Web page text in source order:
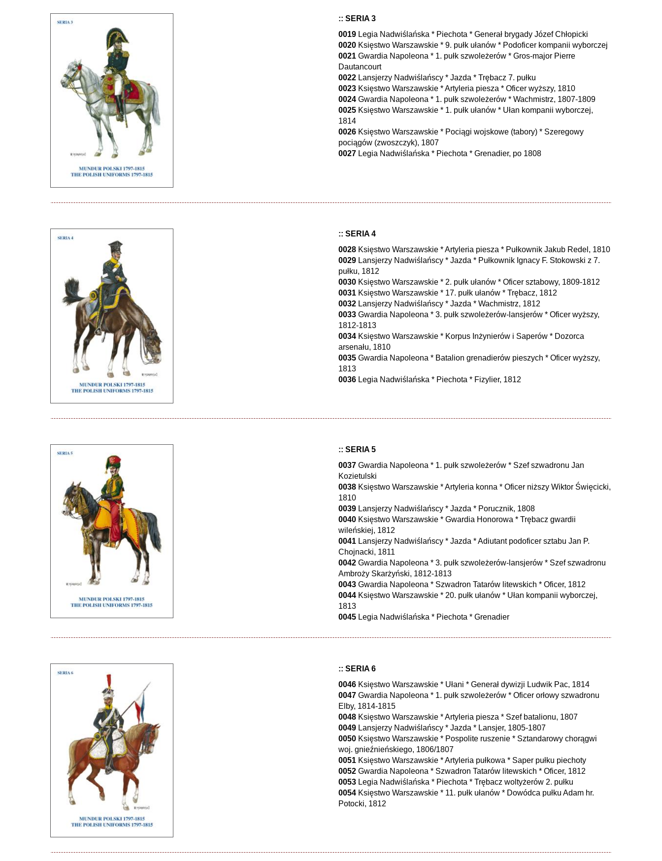
:: SERIA 3
0019 Legia Nadwiślańska * Piechota * Generał brygady Józef Chłopicki
0020 Księstwo Warszawskie * 9. pułk ułanów * Podoficer kompanii wyborczej
0021 Gwardia Napoleona * 1. pułk szwoleżerów * Gros-major Pierre
Dautancourt
0022 Lansjerzy Nadwiślańscy * Jazda * Trębacz 7. pułku
0023 Księstwo Warszawskie * Artyleria piesza * Oficer wyższy, 1810
0024 Gwardia Napoleona * 1. pułk szwoleżerów * Wachmistrz, 1807-1809
0025 Księstwo Warszawskie * 1. pułk ułanów * Ułan kompanii wyborczej,
1814
0026 Księstwo Warszawskie * Pociągi wojskowe (tabory) * Szeregowy
pociągów (zwoszczyk), 1807
0027 Legia Nadwiślańska * Piechota * Grenadier, po 1808
:: SERIA 4
0028 Księstwo Warszawskie * Artyleria piesza * Pułkownik Jakub Redel, 1810
0029 Lansjerzy Nadwiślańscy * Jazda * Pułkownik Ignacy F. Stokowski z 7.
pułku, 1812
0030 Księstwo Warszawskie * 2. pułk ułanów * Oficer sztabowy, 1809-1812
0031 Księstwo Warszawskie * 17. pułk ułanów * Trębacz, 1812
0032 Lansjerzy Nadwiślańscy * Jazda * Wachmistrz, 1812
0033 Gwardia Napoleona * 3. pułk szwoleżerów-lansjerów * Oficer wyższy,
1812-1813
0034 Księstwo Warszawskie * Korpus Inżynierów i Saperów * Dozorca
arsenału, 1810
0035 Gwardia Napoleona * Batalion grenadierów pieszych * Oficer wyższy,
1813
0036 Legia Nadwiślańska * Piechota * Fizylier, 1812
:: SERIA 5
0037 Gwardia Napoleona * 1. pułk szwoleżerów * Szef szwadronu Jan
Kozietulski
0038 Księstwo Warszawskie * Artyleria konna * Oficer niższy Wiktor Święcicki,
1810
0039 Lansjerzy Nadwiślańscy * Jazda * Porucznik, 1808
0040 Księstwo Warszawskie * Gwardia Honorowa * Trębacz gwardii
wileńskiej, 1812
0041 Lansjerzy Nadwiślańscy * Jazda * Adiutant podoficer sztabu Jan P.
Chojnacki, 1811
0042 Gwardia Napoleona * 3. pułk szwoleżerów-lansjerów * Szef szwadronu
Ambroży Skarżyński, 1812-1813
0043 Gwardia Napoleona * Szwadron Tatarów litewskich * Oficer, 1812
0044 Księstwo Warszawskie * 20. pułk ułanów * Ułan kompanii wyborczej,
1813
0045 Legia Nadwiślańska * Piechota * Grenadier
:: SERIA 6
0046 Księstwo Warszawskie * Ułani * Generał dywizji Ludwik Pac, 1814
0047 Gwardia Napoleona * 1. pułk szwoleżerów * Oficer orłowy szwadronu
Elby, 1814-1815
0048 Księstwo Warszawskie * Artyleria piesza * Szef batalionu, 1807
0049 Lansjerzy Nadwiślańscy * Jazda * Lansjer, 1805-1807
0050 Księstwo Warszawskie * Pospolite ruszenie * Sztandarowy chorągwi
woj. gnieźnieńskiego, 1806/1807
0051 Księstwo Warszawskie * Artyleria pułkowa * Saper pułku piechoty
0052 Gwardia Napoleona * Szwadron Tatarów litewskich * Oficer, 1812
0053 Legia Nadwiślańska * Piechota * Trębacz woltyżerów 2. pułku
0054 Księstwo Warszawskie * 11. pułk ułanów * Dowódca pułku Adam hr.
Potocki, 1812